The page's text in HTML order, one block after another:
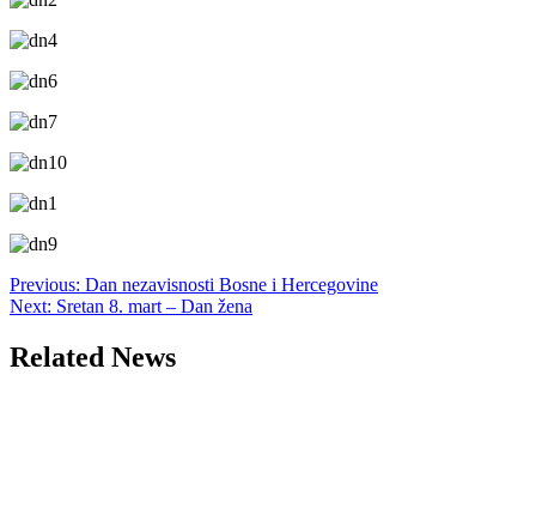
Post
navigation
Previous: Dan nezavisnosti Bosne i Hercegovine
Next: Sretan 8. mart – Dan žena
Related News